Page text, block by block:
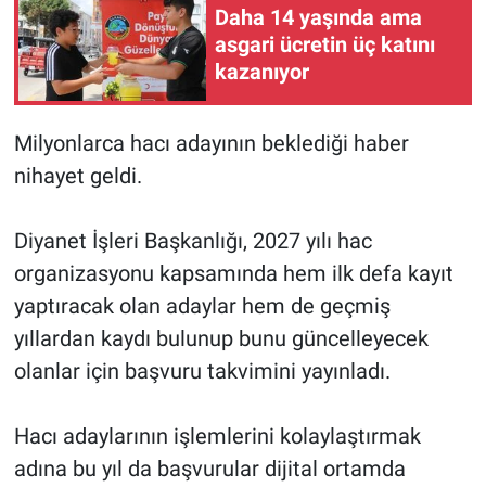
Daha 14 yaşında ama
asgari ücretin üç katını
kazanıyor
Milyonlarca hacı adayının beklediği haber
nihayet geldi.
Diyanet İşleri Başkanlığı, 2027 yılı hac
organizasyonu kapsamında hem ilk defa kayıt
yaptıracak olan adaylar hem de geçmiş
yıllardan kaydı bulunup bunu güncelleyecek
olanlar için başvuru takvimini yayınladı.
Hacı adaylarının işlemlerini kolaylaştırmak
adına bu yıl da başvurular dijital ortamda